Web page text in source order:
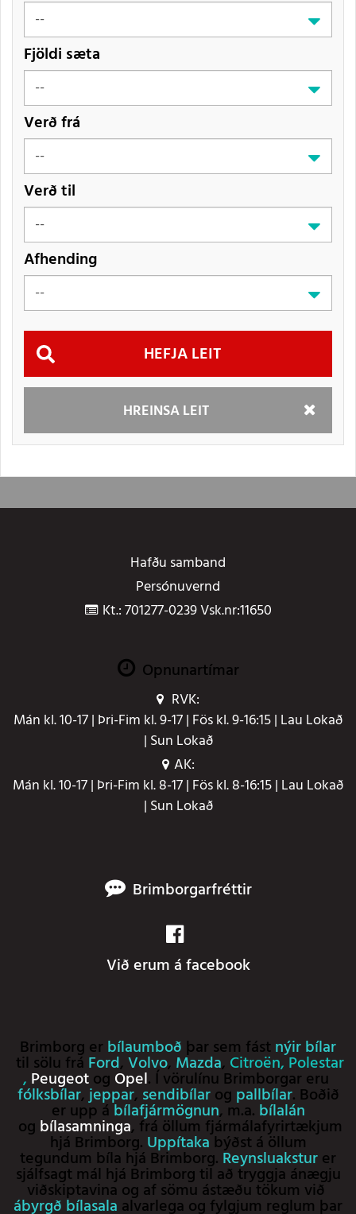
Fjöldi sæta
Verð frá
Verð til
Afhending
HREINSA LEIT
Hefja
Hafðu samband
Persónuvernd
Kt.: 701277-0239 Vsk.nr:11650
Opnunartímar
RVK:
Mán kl. 10-17 | Þri-Fim kl. 9-17 | Fös kl. 9-16:15 | Lau Lokað
| Sun Lokað
AK:
Mán kl. 10-17 | Þri-Fim kl. 8-17 | Fös kl. 8-16:15 | Lau Lokað
| Sun Lokað
Brimborgarfréttir
Við erum á facebook
Brimborg er bílaumboð þar sem fást nýir bílar
til sölu frá Ford, Volvo, Mazda, Citroën,Polestar
, Peugeotog Opel. Í vörulínu Brimborgar eru
fólksbílar,jeppar, sendibílarog pallbílar. Boðið
er upp ábílafjármögnun, m.a. bílalán
og bílasamninga, frá öllum fjármálafyrirtækjum
hjá Brimborg. Uppítakabýðst á öllum
tegundum bíla hjá Brimborg. Reynsluaksturer
sjálfsagt mál hjá Brimborg til að tryggja ánægju
viðskiptavina og af sömu ástæðu tökum við
ábyrgð bílasala alvarlega og fylgjum reglum þar